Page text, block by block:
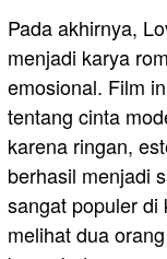
Pada akhirnya,
menjadi karya
emosional. Film
tentang cinta
karena ringan,
berhasil menjadi
sangat populer di
melihat dua